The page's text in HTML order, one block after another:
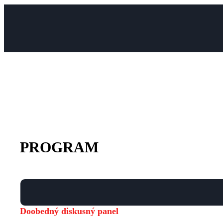
PROGRAM
Doobedný diskusný panel